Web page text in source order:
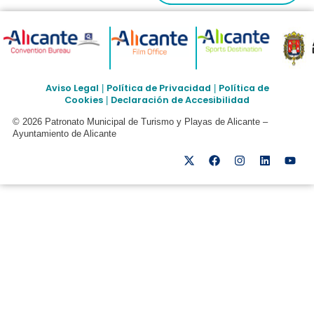
Aviso Legal | Política de Privacidad | Política de
Cookies | Declaración de Accesibilidad
© 2026 Patronato Municipal de Turismo y Playas de Alicante –
Ayuntamiento de Alicante